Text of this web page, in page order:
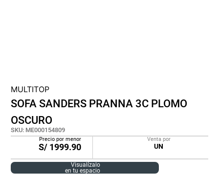
MULTITOP
SOFA SANDERS PRANNA 3C PLOMO
OSCURO
SKU: ME000154809
Precio por menor
S/ 1999.90
Venta por
UN
Visualízalo
en tu espacio